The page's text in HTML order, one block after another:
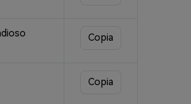
Copia
Copia